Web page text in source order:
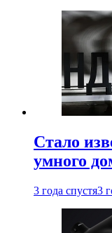
Стало
умного
3 года спустя3